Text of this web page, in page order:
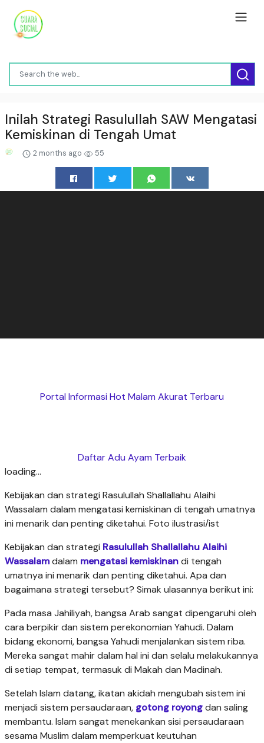
Inilah Strategi Rasulullah SAW Mengatasi
Kemiskinan di Tengah Umat
2 months ago 55
Portal Informasi Hot Malam Akurat Terbaru
Daftar Adu Ayam Terbaik
loading...
Kebijakan dan strategi Rasulullah Shallallahu Alaihi
Wassalam dalam mengatasi kemiskinan di tengah umatnya
ini menarik dan penting diketahui. Foto ilustrasi/ist
Kebijakan dan strategi Rasulullah Shallallahu Alaihi
Wassalamdalam mengatasi kemiskinandi tengah
umatnya ini menarik dan penting diketahui. Apa dan
bagaimana strategi tersebut? Simak ulasannya berikut ini:
Pada masa Jahiliyah, bangsa Arab sangat dipengaruhi oleh
cara berpikir dan sistem perekonomian Yahudi. Dalam
bidang ekonomi, bangsa Yahudi menjalankan sistem riba.
Mereka sangat mahir dalam hal ini dan selalu melakukannya
di setiap tempat, termasuk di Makah dan Madinah.
Setelah Islam datang, ikatan akidah mengubah sistem ini
menjadi sistem persaudaraan, gotong royongdan saling
membantu. Islam sangat menekankan sisi persaudaraan
sesama Muslim dalam memperkuat keutuhan